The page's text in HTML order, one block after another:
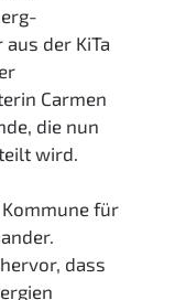
der KiTa
Carmen
die nun
wird.
für
dass